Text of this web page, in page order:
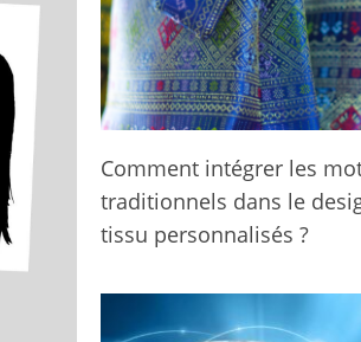
Comment intégrer les
traditionnels dans le
tissu personnalisés ?